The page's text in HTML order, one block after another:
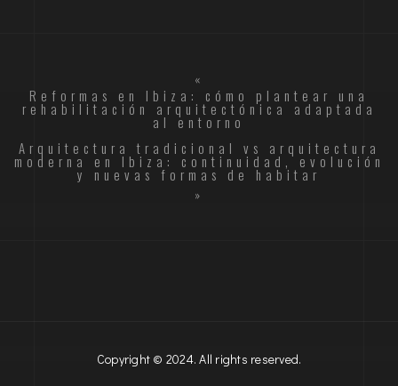
«
Reformas en Ibiza: cómo plantear una
rehabilitación arquitectónica adaptada
al entorno
Arquitectura tradicional vs arquitectura
moderna en Ibiza: continuidad, evolución
y nuevas formas de habitar
»
Copyright © 2024. All rights reserved.